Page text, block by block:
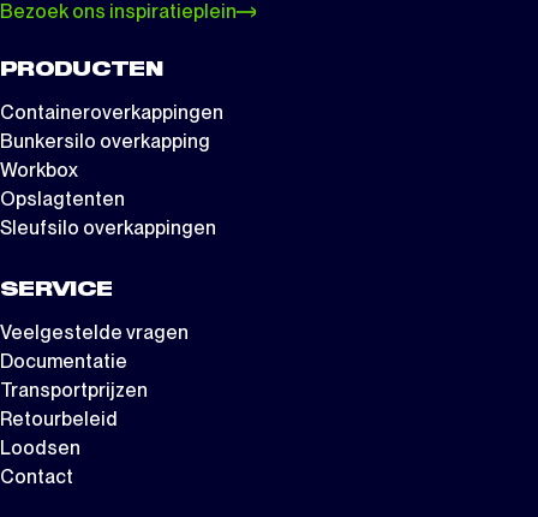
Bezoek ons inspiratieplein
PRODUCTEN
Containeroverkappingen
Bunkersilo overkapping
Workbox
Opslagtenten
Sleufsilo overkappingen
SERVICE
Veelgestelde vragen
Documentatie
Transportprijzen
Retourbeleid
Loodsen
Contact